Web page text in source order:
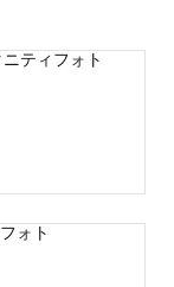
います！